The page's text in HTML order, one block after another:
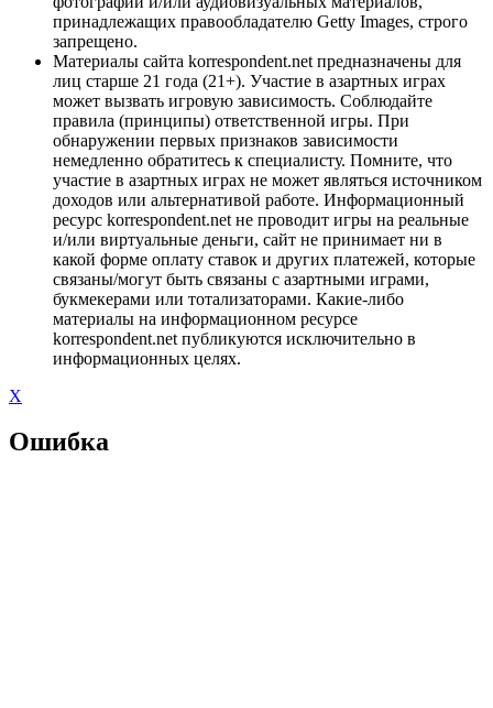
принадлежащих правообладателю Getty Images, строго
запрещено.
Материалы сайта korrespondent.net предназначены для
лиц старше 21 года (21+). Участие в азартных играх
может вызвать игровую зависимость. Соблюдайте
правила (принципы) ответственной игры. При
обнаружении первых признаков зависимости
немедленно обратитесь к специалисту. Помните, что
участие в азартных играх не может являться источником
доходов или альтернативой работе. Информационный
ресурс korrespondent.net не проводит игры на реальные
и/или виртуальные деньги, сайт не принимает ни в
какой форме оплату ставок и других платежей, которые
связаны/могут быть связаны с азартными играми,
букмекерами или тотализаторами. Какие-либо
материалы на информационном ресурсе
korrespondent.net публикуются исключительно в
информационных целях.
X
Ошибка